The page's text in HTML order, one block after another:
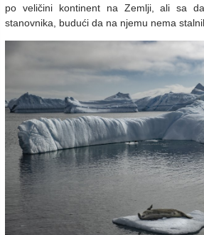
po veličini kontinent na Zemlji, ali sa
stanovnika, budući da na njemu nema